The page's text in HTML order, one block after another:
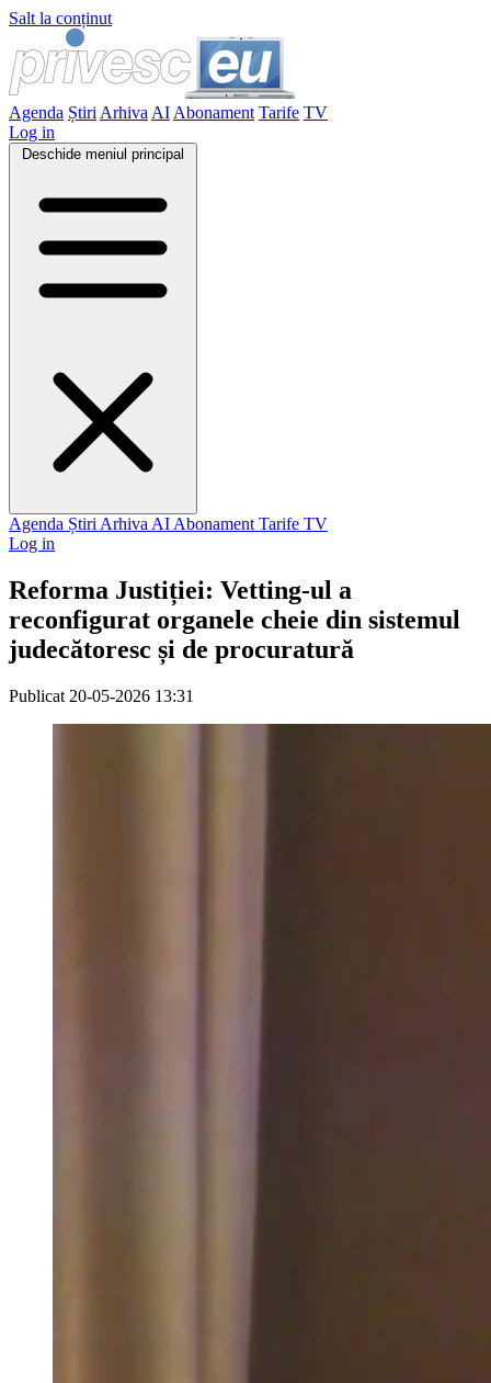
Salt la conținut
Agenda Știri Arhiva AI Abonament Tarife TV
Log in
Deschide meniul principal
Agenda Știri Arhiva AI Abonament Tarife TV
Log in
Reforma Justiției: Vetting-ul a
reconfigurat organele cheie din sistemul
judecătoresc și de procuratură
Publicat 20-05-2026 13:31